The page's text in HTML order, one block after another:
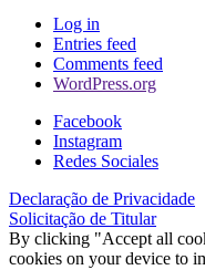
Log in
Entries feed
Comments feed
WordPress.org
Facebook
Instagram
Redes Sociales
Declaração de Privacidade
Solicitação de Titular
By clicking "Accept all
cookies on your device to